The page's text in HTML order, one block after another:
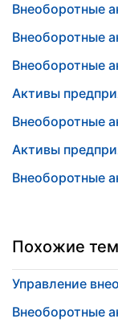
Внеоборотные
Внеоборотные
Внеоборотные
Активы
Внеоборотные
Активы
Внеоборотные
Похожие
Управление
Внеоборотные